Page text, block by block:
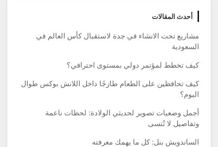
أحدث المقالات
مشاريع تحت الانشاء في جدة لاستقبال كأس العالم في
السعودية
كيف تخطط لمؤتمر دولي بمستوى احترافي؟
كيف تحافظين على الطعام طازجًا داخل اللانش بوكس طوال
اليوم؟
أجمل وضعيات تصوير لحديثي الولادة: لحظات ناعمة
وتفاصيل لا تُنسى
الساندويش بنل: كل ما يهمك معرفته